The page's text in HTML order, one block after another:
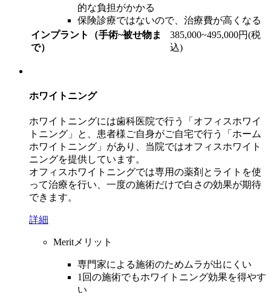
的な負担がかかる
保険診療ではないので、治療費が高くなる
インプラント（手術~被せ物ま
で）
385,000~495,000円(税
込)
ホワイトニング
ホワイトニングには歯科医院で行う「オフィスホワイ
トニング」と、患者様ご自身がご自宅で行う「ホーム
ホワイトニング」があり、当院ではオフィスホワイト
ニングを提供しています。
オフィスホワイトニングでは専用の薬剤とライトを使
って治療を行い、一度の施術だけで白さの効果が期待
できます。
詳細
Merit メリット
専門家による施術のためムラが出にくい
1回の施術でもホワイトニング効果を得やす
い